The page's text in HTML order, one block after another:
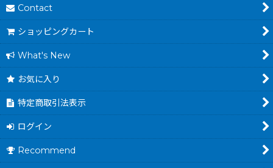
Contact
ショッピングカート
What's New
お気に入り
特定商取引法表示
ログイン
Recommend